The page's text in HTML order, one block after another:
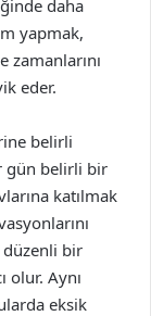
daha
yapmak,
zamanlarını
eder.
belirli
gün belirli bir
katılmak
düzenli bir
olur. Aynı
eksik